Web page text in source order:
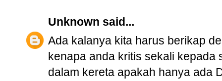
Unknown said...
Ada kalanya kita harus berikap
kenapa anda kritis sekali
dalam kereta apakah hanya ada